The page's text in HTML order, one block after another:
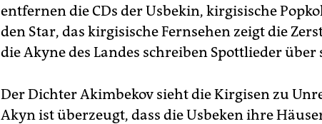
entfernen die CDs der Usbekin, kirgisische
den Star, das kirgisische Fernsehen zeigt die
die Akyne des Landes schreiben Spottlieder über
Der Dichter Akimbekov sieht die Kirgisen zu
Akyn ist überzeugt, dass die Usbeken ihre